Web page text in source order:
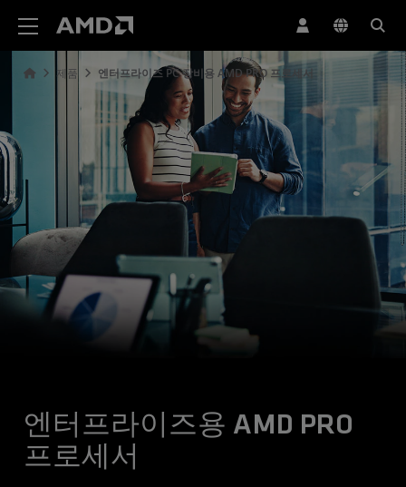
제품 엔터프라이즈 PC 장비용 AMD PRO 프로세서
엔터프라이즈용 AMD PRO
프로세서